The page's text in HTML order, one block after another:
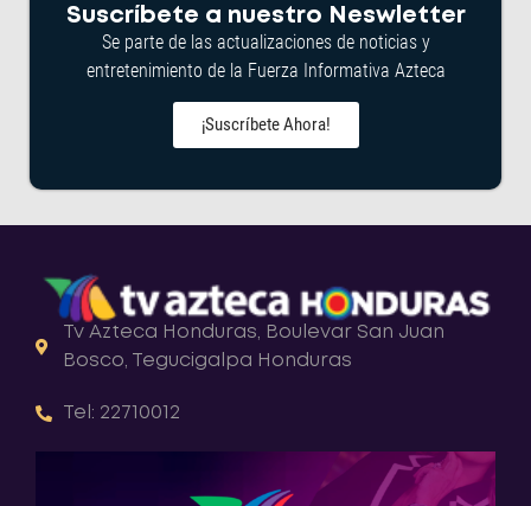
Suscríbete a nuestro Neswletter
Se parte de las actualizaciones de noticias y
entretenimiento de la Fuerza Informativa Azteca
¡Suscríbete Ahora!
Tv Azteca Honduras, Boulevar San Juan
Bosco, Tegucigalpa Honduras
Tel: 22710012